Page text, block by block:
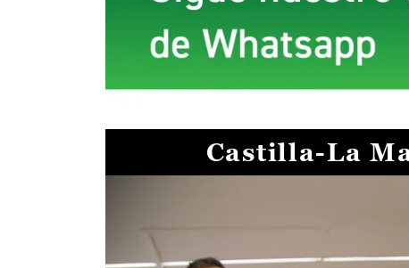
Castilla-La